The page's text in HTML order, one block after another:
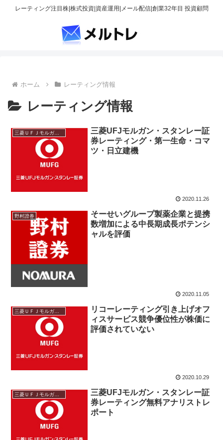
レーティング注目株|株式投資|資産運用|メール配信|創業32年目 投資顧問
ホーム レーティング情報
レーティング情報
三菱ＵＦＪモルガン・スタンレー
三菱UFJモルガン・スタンレー証
券レーティング・第一生命・コマ
ツ・日立建機
2020.11.26
野村證券
そーせいグループ製薬企業と提携
数増加による中長期成長ポテンシ
ャルを評価
2020.11.05
三菱ＵＦＪモルガン・スタンレー
リコーレーティング引き上げオフ
ィスサービス競争優位性が株価に
評価されていない
2020.10.29
三菱ＵＦＪモルガン・スタンレー
三菱UFJモルガン・スタンレー証
券レーティング無料アナリストレ
ポート